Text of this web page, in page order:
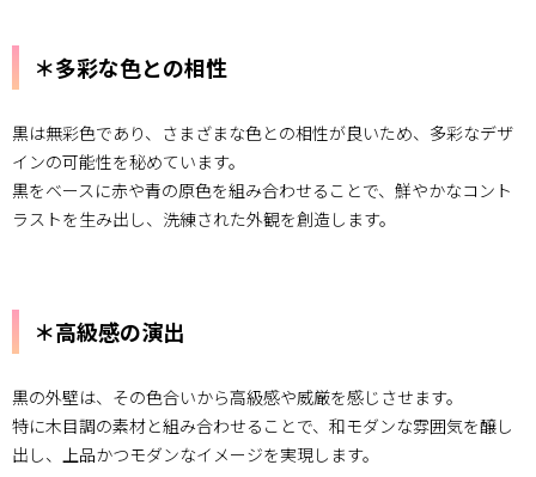
1.3.
感の演
出
2.
□黒
の外
注意
認！
3.
□ま
＊多彩な色との相性
黒は無彩色であり、さまざまな色との相性が良いため、多彩なデザ
インの可能性を秘めています。
黒をベースに赤や青の原色を組み合わせることで、鮮やかなコント
ラストを生み出し、洗練された外観を創造します。
＊高級感の演出
黒の外壁は、その色合いから高級感や威厳を感じさせます。
特に木目調の素材と組み合わせることで、和モダンな雰囲気を醸し
出し、上品かつモダンなイメージを実現します。